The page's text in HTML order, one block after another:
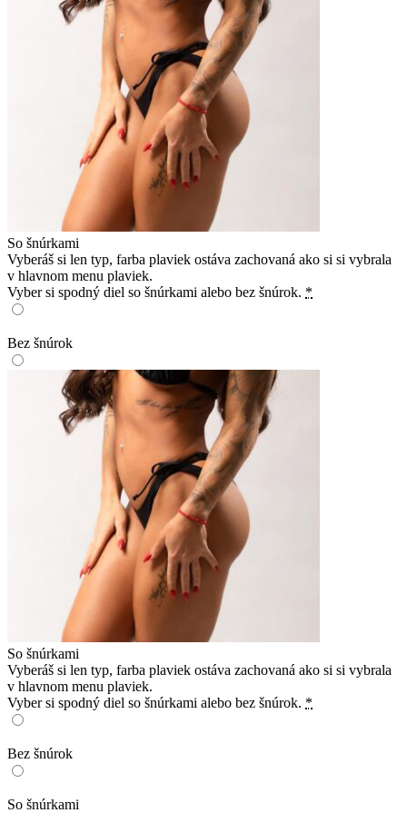
So šnúrkami
Vyberáš si len typ, farba plaviek ostáva zachovaná ako si si vybrala
v hlavnom menu plaviek.
Vyber si spodný diel so šnúrkami alebo bez šnúrok. *
Bez šnúrok
So šnúrkami
Vyberáš si len typ, farba plaviek ostáva zachovaná ako si si vybrala
v hlavnom menu plaviek.
Vyber si spodný diel so šnúrkami alebo bez šnúrok. *
Bez šnúrok
So šnúrkami